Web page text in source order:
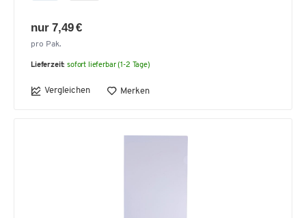
nur 7,49 €
pro Pak.
Lieferzeit: sofort lieferbar (1-2 Tage)
Vergleichen Merken